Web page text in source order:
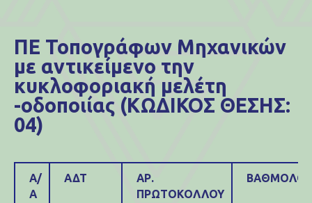
ΠΕ Τοπογράφων Μηχανικών
με αντικείμενο την
κυκλοφοριακή μελέτη
-οδοποιίας (ΚΩΔΙΚΟΣ ΘΕΣΗΣ:
04)
Α/
Α
ΑΔΤ
ΑΡ.
ΠΡΩΤΟΚΟΛΛΟΥ